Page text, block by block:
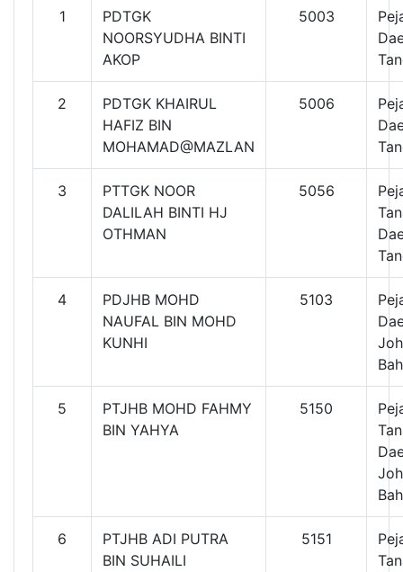
1
PDTGK
NOORSYUDHA BINTI
AKOP
5003
2
PDTGK KHAIRUL
HAFIZ BIN
MOHAMAD@MAZLAN
5006
3
PTTGK NOOR
DALILAH BINTI HJ
OTHMAN
5056
4
PDJHB MOHD
NAUFAL BIN MOHD
KUNHI
5103
5
PTJHB MOHD FAHMY
BIN YAHYA
5150
6
PTJHB ADI PUTRA
BIN SUHAILI
5151